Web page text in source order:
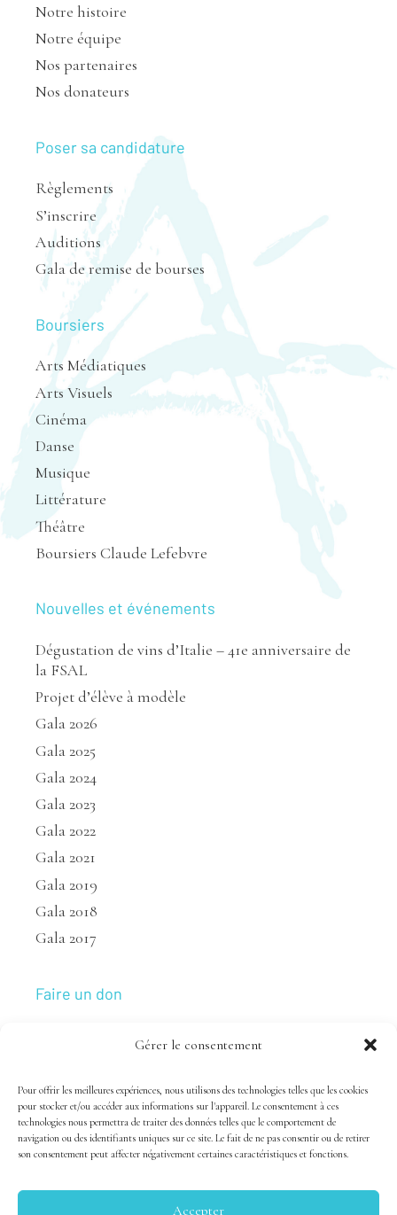
Gérer le consentement
Pour offrir les meilleures expériences, nous utilisons des technologies telles que les cookies
pour stocker et/ou accéder aux informations sur l'appareil. Le consentement à ces
technologies nous permettra de traiter des données telles que le comportement de
navigation ou des identifiants uniques sur ce site. Le fait de ne pas consentir ou de retirer
son consentement peut affecter négativement certaines caractéristiques et fonctions.
Accepter
Notre histoire
Notre équipe
Nos partenaires
Nos donateurs
Poser sa candidature
Règlements
S’inscrire
Auditions
Gala de remise de bourses
Boursiers
Arts Médiatiques
Arts Visuels
Cinéma
Danse
Musique
Littérature
Théâtre
Boursiers Claude Lefebvre
Nouvelles et événements
Dégustation de vins d’Italie – 41e anniversaire de
la FSAL
Projet d’élève à modèle
Gala 2026
Gala 2025
Gala 2024
Gala 2023
Gala 2022
Gala 2021
Gala 2019
Gala 2018
Gala 2017
Faire un don